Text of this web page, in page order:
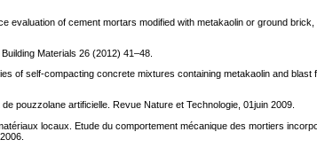
evaluation of cement mortars modified with metakaolin or ground
Materials 26 (2012) 41–48.
of self-compacting concrete mixtures containing metakaolin and blast
pouzzolane artificielle. Revue Nature et Technologie, 01juin 2009.
locaux. Etude du comportement mécanique des mortiers